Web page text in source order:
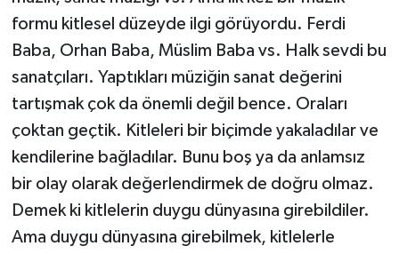
formu kitlesel düzeyde ilgi görüyordu. Ferdi
Baba, Orhan Baba, Müslim Baba vs. Halk sevdi bu
sanatçıları. Yaptıkları müziğin sanat değerini
tartışmak çok da önemli değil bence. Oraları
çoktan geçtik. Kitleleri bir biçimde yakaladılar ve
kendilerine bağladılar. Bunu boş ya da anlamsız
bir olay olarak değerlendirmek de doğru olmaz.
Demek ki kitlelerin duygu dünyasına girebildiler.
Ama duygu dünyasına girebilmek, kitlelerle